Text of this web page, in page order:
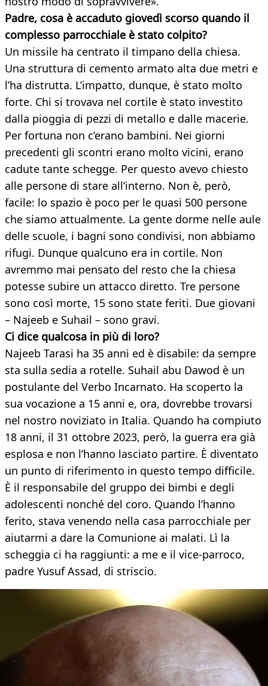
Padre, cosa è accaduto giovedì scorso quando il
complesso parrocchiale è stato colpito?
Un missile ha centrato il timpano della chiesa.
Una struttura di cemento armato alta due metri e
l’ha distrutta. L’impatto, dunque, è stato molto
forte. Chi si trovava nel cortile è stato investito
dalla pioggia di pezzi di metallo e dalle macerie.
Per fortuna non c’erano bambini. Nei giorni
precedenti gli scontri erano molto vicini, erano
cadute tante schegge. Per questo avevo chiesto
alle persone di stare all’interno. Non è, però,
facile: lo spazio è poco per le quasi 500 persone
che siamo attualmente. La gente dorme nelle aule
delle scuole, i bagni sono condivisi, non abbiamo
rifugi. Dunque qualcuno era in cortile. Non
avremmo mai pensato del resto che la chiesa
potesse subire un attacco diretto. Tre persone
sono così morte, 15 sono state feriti. Due giovani
– Najeeb e Suhail – sono gravi.
Ci dice qualcosa in più di loro?
Najeeb Tarasi ha 35 anni ed è disabile: da sempre
sta sulla sedia a rotelle. Suhail abu Dawod è un
postulante del Verbo Incarnato. Ha scoperto la
sua vocazione a 15 anni e, ora, dovrebbe trovarsi
nel nostro noviziato in Italia. Quando ha compiuto
18 anni, il 31 ottobre 2023, però, la guerra era già
esplosa e non l’hanno lasciato partire. È diventato
un punto di riferimento in questo tempo difficile.
È il responsabile del gruppo dei bimbi e degli
adolescenti nonché del coro. Quando l’hanno
ferito, stava venendo nella casa parrocchiale per
aiutarmi a dare la Comunione ai malati. Lì la
scheggia ci ha raggiunti: a me e il vice-parroco,
padre Yusuf Assad, di striscio.